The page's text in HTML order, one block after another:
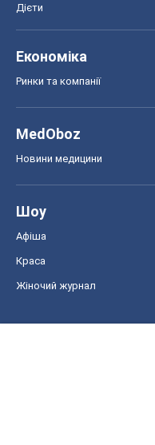
Дієти
Економіка
Ринки та компанії
MedOboz
Новини медицини
Шоу
Афіша
Краса
Жіночий журнал